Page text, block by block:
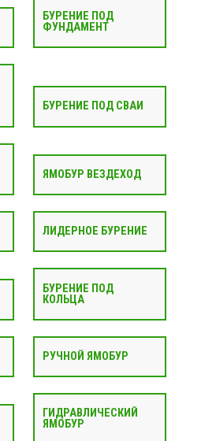
БУРЕНИЕ ПОД
ФУНДАМЕНТ
БУРЕНИЕ ПОД СВАИ
ЯМОБУР ВЕЗДЕХОД
ЛИДЕРНОЕ БУРЕНИЕ
БУРЕНИЕ ПОД
КОЛЬЦА
РУЧНОЙ ЯМОБУР
ГИДРАВЛИЧЕСКИЙ
ЯМОБУР